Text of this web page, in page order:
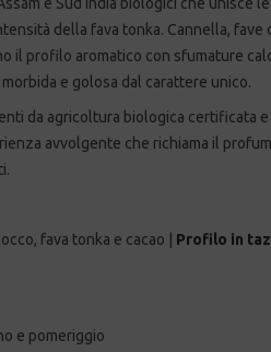
della fava tonka. Cannella, fave
il profilo aromatico con sfumature
e golosa dal carattere unico.
da agricoltura biologica certificata e
avvolgente che richiama il
fava tonka e cacao | Profilo in
e pomeriggio